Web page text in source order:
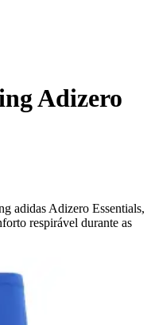
Adizero
adidas Adizero Essentials,
respirável durante as